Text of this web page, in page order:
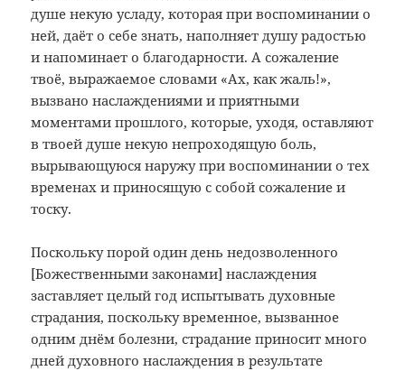
душе некую усладу, которая при воспоминании о
ней, даёт о себе знать, наполняет душу радостью
и напоминает о благодарности. А сожаление
твоё, выражаемое словами «Ах, как жаль!»,
вызвано наслаждениями и приятными
моментами прошлого, которые, уходя, оставляют
в твоей душе некую непроходящую боль,
вырывающуюся наружу при воспоминании о тех
временах и приносящую с собой сожаление и
тоску.
Поскольку порой один день недозволенного
[Божественными законами] наслаждения
заставляет целый год испытывать духовные
страдания, поскольку временное, вызванное
одним днём болезни, страдание приносит много
дней духовного наслаждения в результате